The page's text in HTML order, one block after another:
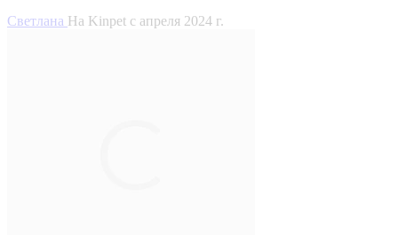
Светлана На Kinpet c апреля 2024 г.